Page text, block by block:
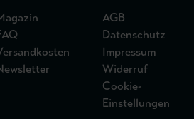
AGB
Datenschutz
Impressum
Widerruf
Cookie-
Einstellungen